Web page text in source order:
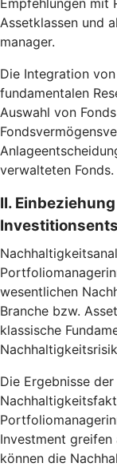
Empfehlungen mit
Assetklassen und
manager.
Die Integration
fundamentalen
Auswahl von
verwalteten Fonds.
II.
wesentlichen
Branche bzw.
klassische
Die Ergebnisse
Investment
können die